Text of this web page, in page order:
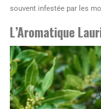
souvent infestée par les
L’Aromatique